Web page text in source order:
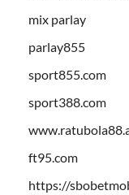
mix parlay
parlay855
sport855.com
sport388.com
ft95.com
https://